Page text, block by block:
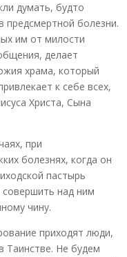
думать, будто
предсмертной болезни.
им от милости
делает
храма, который
к себе всех,
Христа, Сына
при
болезнях, когда он
пастырь
над ним
чину.
приходят люди,
Таинстве. Не будем